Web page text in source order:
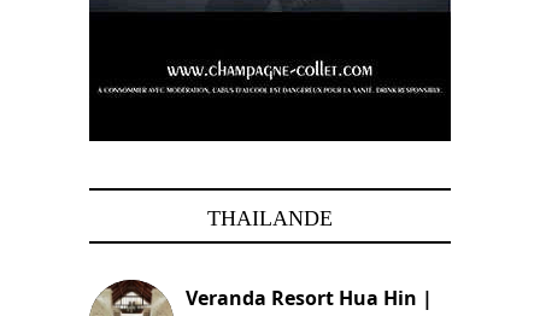
THAILANDE
Veranda Resort Hua Hin |